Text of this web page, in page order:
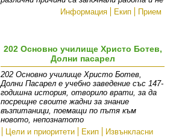
Информация
Екип Прием
202 Основно училище Христо Ботев,
Долни пасарел
202 Основно училище Христо Ботев,
Долни Пасарел е учебно заведение със 147-
годишна история, отворило врати, за да
посрещне своите жадни за знание
възпитаници, поемащи по пътя към
новото, непознатото
Цели и приоритети Екип
Извънкласни